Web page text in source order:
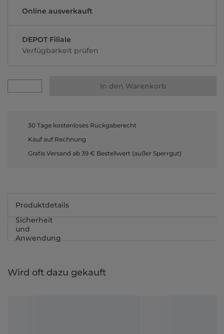
Online ausverkauft
DEPOT Filiale
Verfügbarkeit prüfen
In den Warenkorb
30 Tage kostenloses Rückgaberecht
Kauf auf Rechnung
Gratis Versand ab 39 € Bestellwert (außer Sperrgut)
Produktdetails
Sicherheit
und
Anwendung
Wird oft dazu gekauft